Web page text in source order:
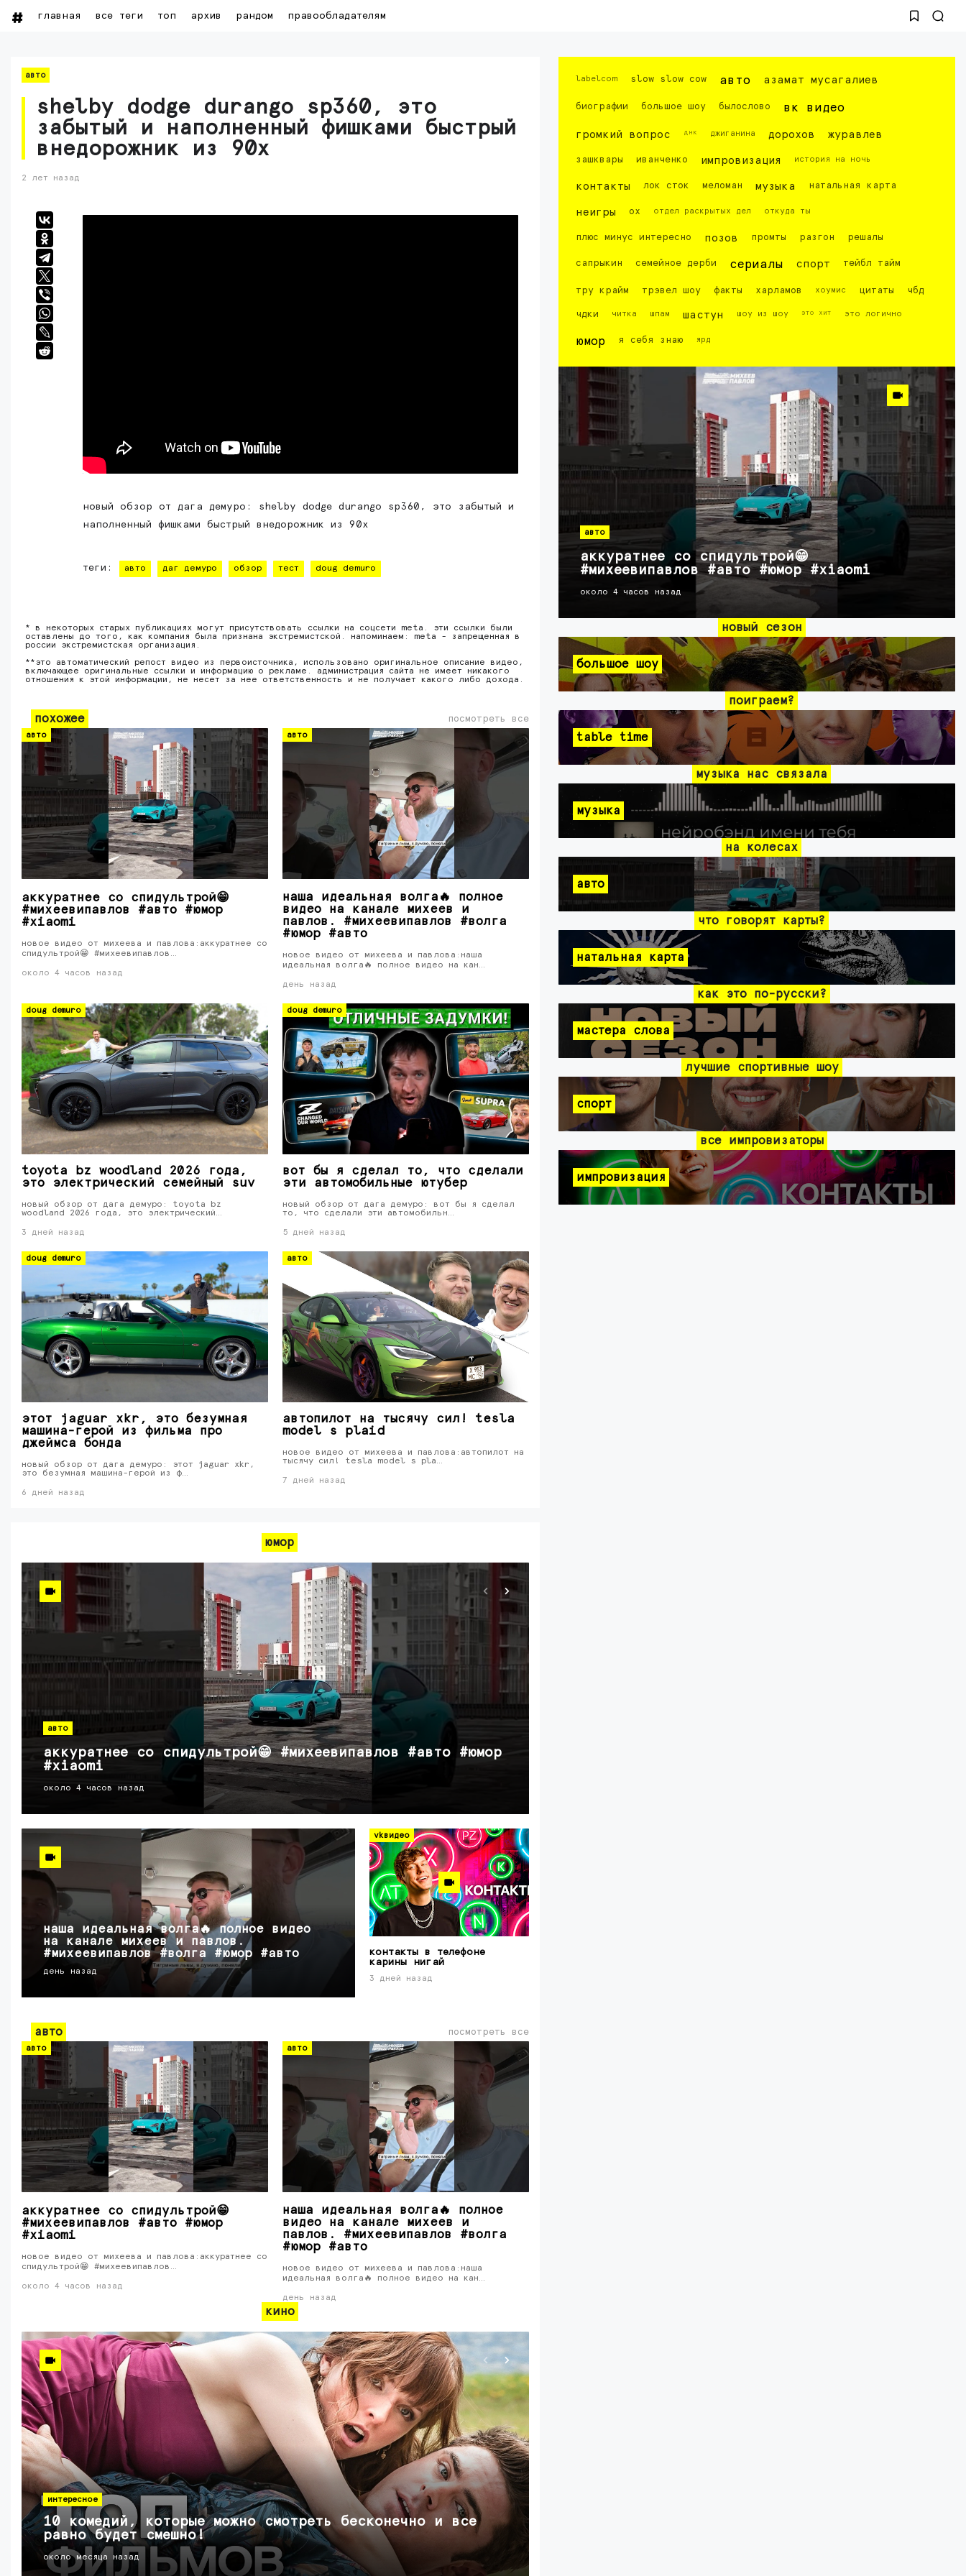
главная все теги топ архив рандом правообладателям
авто
shelby dodge durango sp360, это
забытый и наполненный фишками быстрый
внедорожник из 90х
2 лет назад
новый обзор от дага демуро: shelby dodge durango sp360, это забытый и
наполненный фишками быстрый внедорожник из 90х
теги: авто даг демуро обзор тест doug demuro
* в некоторых старых публикациях могут присутствовать ссылки на соцсети meta. эти ссылки были
оставлены до того, как компания была признана экстремистской. напоминаем: meta - запрещенная в
россии экстремистская организация.
**это автоматический репост видео из первоисточника, использовано оригинальное описание видео,
включающее оригинальные ссылки и информацию о рекламе. администрация сайта не имеет никакого
отношения к этой информации, не несет за нее ответственность и не получает какого либо дохода.
похожее посмотреть все
авто
аккуратнее со спидультрой😁
#михеевипавлов #авто #юмор
#xiaomi
новое видео от михеева и павлова:аккуратнее со
спидультрой😁 #михеевипавлов…
около 4 часов назад
авто
наша идеальная волга🔥 полное
видео на канале михеев и
павлов. #михеевипавлов #волга
#юмор #авто
новое видео от михеева и павлова:наша
идеальная волга🔥 полное видео на кан…
день назад
doug demuro
toyota bz woodland 2026 года,
это электрический семейный suv
новый обзор от дага демуро: toyota bz
woodland 2026 года, это электрический…
3 дней назад
doug demuro
вот бы я сделал то, что сделали
эти автомобильные ютубер
новый обзор от дага демуро: вот бы я сделал
то, что сделали эти автомобильн…
5 дней назад
doug demuro
этот jaguar xkr, это безумная
машина-герой из фильма про
джеймса бонда
новый обзор от дага демуро: этот jaguar xkr,
это безумная машина-герой из ф…
6 дней назад
авто
автопилот на тысячу сил! tesla
model s plaid
новое видео от михеева и павлова:автопилот на
тысячу сил! tesla model s pla…
7 дней назад
юмор
авто
аккуратнее со спидультрой😁 #михеевипавлов #авто #юмор
#xiaomi
около 4 часов назад
наша идеальная волга🔥 полное видео
на канале михеев и павлов.
#михеевипавлов #волга #юмор #авто
день назад
vkвидео
контакты в телефоне
карины нигай
3 дней назад
авто посмотреть все
авто
аккуратнее со спидультрой😁
#михеевипавлов #авто #юмор
#xiaomi
новое видео от михеева и павлова:аккуратнее со
спидультрой😁 #михеевипавлов…
около 4 часов назад
авто
наша идеальная волга🔥 полное
видео на канале михеев и
павлов. #михеевипавлов #волга
#юмор #авто
новое видео от михеева и павлова:наша
идеальная волга🔥 полное видео на кан…
день назад
кино
интересное
10 комедий, которые можно смотреть бесконечно и все
равно будет смешно!
около месяца назад
labelcom slow slow cow авто азамат мусагалиев
биографии большое шоу былослово вк видео
громкий вопрос днк джиганина дорохов журавлев
зашквары иванченко импровизация история на ночь
контакты лок сток меломан музыка натальная карта
неигры ох отдел раскрытых дел откуда ты
плюс минус интересно позов промты разгон решалы
сапрыкин семейное дерби сериалы спорт тейбл тайм
тру крайм трэвел шоу факты харламов хоумис цитаты чбд
чдки читка шпам шастун шоу из шоу это хит это логично
юмор я себя знаю ярд
авто
аккуратнее со спидультрой😁
#михеевипавлов #авто #юмор #xiaomi
около 4 часов назад
новый сезон
большое шоу
поиграем?
table time
музыка нас связала
музыка
на колесах
авто
что говорят карты?
натальная карта
как это по-русски?
мастера слова
лучшие спортивные шоу
спорт
все импровизаторы
импровизация